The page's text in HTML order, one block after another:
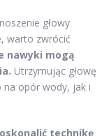
głowy
warto zwrócić
nawyki mogą
Utrzymując głowę
na opór wody, jak i
technikę